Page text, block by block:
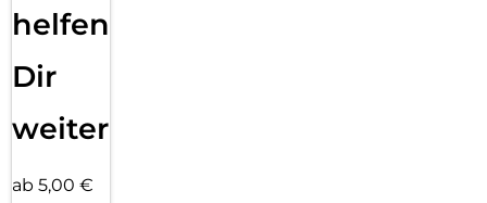
helfen
Dir
weiter
ab 5,00 €